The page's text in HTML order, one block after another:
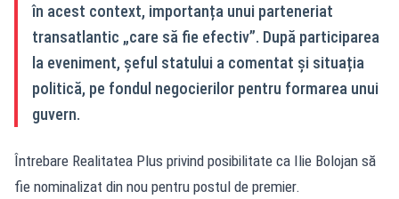
în acest context, importanța unui parteneriat
transatlantic „care să fie efectiv”. După participarea
la eveniment, șeful statului a comentat și situația
politică, pe fondul negocierilor pentru formarea unui
guvern.
Întrebare Realitatea Plus privind posibilitate ca Ilie Bolojan să
fie nominalizat din nou pentru postul de premier.